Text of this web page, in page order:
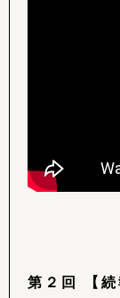
第２回 【